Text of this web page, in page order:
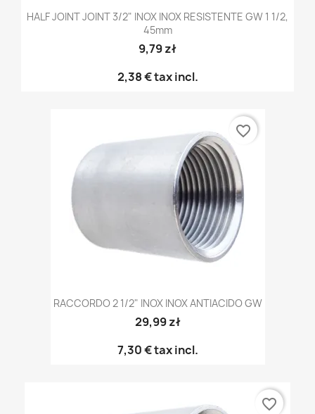
HALF JOINT JOINT 3/2" INOX INOX RESISTENTE GW 1 1/2,
45mm
9,79 zł
2,38 €tax incl.
RACCORDO 2 1/2" INOX INOX ANTIACIDO GW
29,99 zł
7,30 €tax incl.
favorite_border
favorite_border